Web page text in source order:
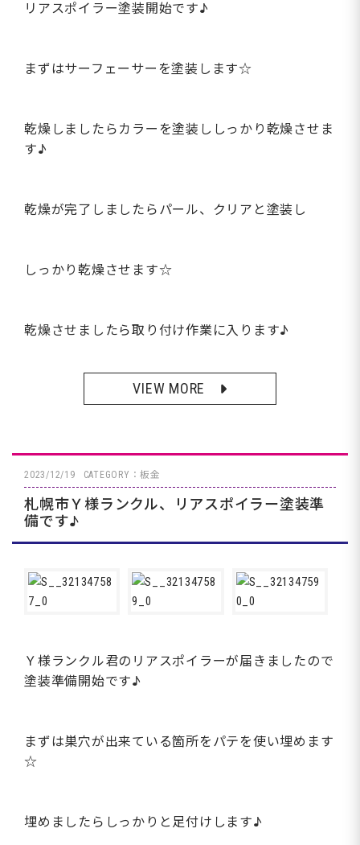
リアスポイラー塗装開始です♪
まずはサーフェーサーを塗装します☆
乾燥しましたらカラーを塗装ししっかり乾燥させま
す♪
乾燥が完了しましたらパール、クリアと塗装し
しっかり乾燥させます☆
乾燥させましたら取り付け作業に入ります♪
VIEW MORE
2023/12/19 CATEGORY：板金
札幌市Ｙ様ランクル、リアスポイラー塗装準
備です♪
Ｙ様ランクル君のリアスポイラーが届きましたので
塗装準備開始です♪
まずは巣穴が出来ている箇所をパテを使い埋めます
☆
埋めましたらしっかりと足付けします♪